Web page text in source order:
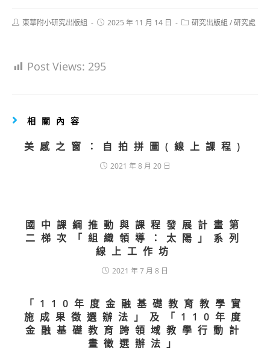
Post東華附小研究出版組
Post2025 年 11 月 14 日
Post研究出版組 /研究處
Post Views: 295
相關內容
美感之窗：自拍拼圖(線上課程)
2021 年 8 月 20 日
國中課綱推動與課程發展計畫第
二梯次「組織領導：太陽」系列
線上工作坊
2021 年 7 月 8 日
「110年度金融基礎教育教學實
施成果徵選辦法」及「110年度
金融基礎教育跨領域教學行動計
畫徵選辦法」